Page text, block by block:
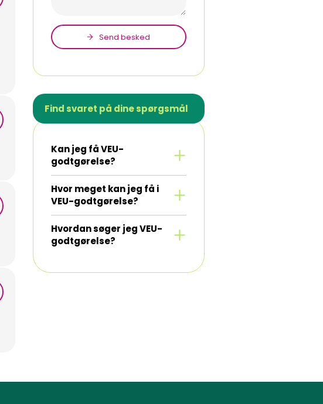
Send besked
Find svaret på dine spørgsmål
Kan jeg få VEU-
godtgørelse?
Se mere
Hvor meget kan jeg få i
VEU-godtgørelse?
Se mere
Hvordan søger jeg VEU-
godtgørelse?
Se mere